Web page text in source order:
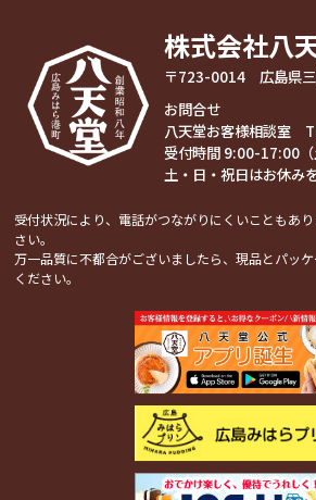
株式会社八
〒723-0014 広島県
お問合せ
八天堂お客様相談室
受付時間 9:00-17:00（
土・日・祝日はお休み
受付状況により、電話がつながりにくいこともあ
さい。
万一品質に不都合がございましたら、現品とパッ
ください。